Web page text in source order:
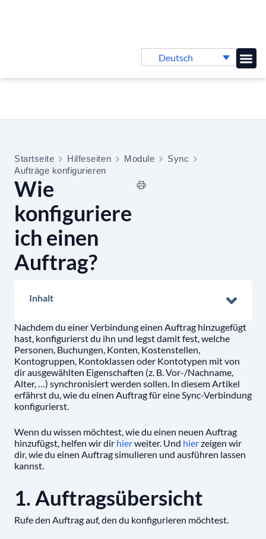
Deutsch
Startseite Hilfeseiten Module
Sync
Aufträge konfigurieren
Wie
konfiguriere
ich einen
Auftrag?
Inhalt
Nachdem du einer Verbindung einen Auftrag hinzugefügt
hast, konfigurierst du ihn und legst damit fest, welche
Personen, Buchungen, Konten, Kostenstellen,
Kontogruppen, Kontoklassen oder Kontotypen mit von
dir ausgewählten Eigenschaften (z. B. Vor-/Nachname,
Alter, …) synchronisiert werden sollen. In diesem Artikel
erfährst du, wie du einen Auftrag für eine Sync-Verbindung
konfigurierst.
Wenn du wissen möchtest, wie du einen neuen Auftrag
hinzufügst, helfen wir dir hierweiter. Und hierzeigen wir
dir, wie du einen Auftrag simulieren und ausführen lassen
kannst.
1. Auftragsübersicht
Rufe den Auftrag auf, den du konfigurieren möchtest.